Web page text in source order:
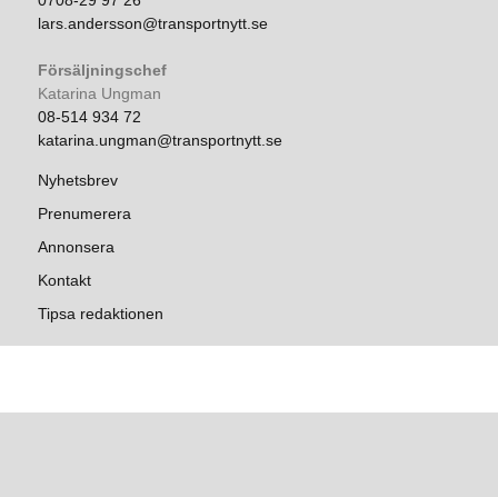
lars.andersson@transportnytt.se
Försäljningschef
Katarina Ungman
08-514 934 72
katarina.ungman@transportnytt.se
Nyhetsbrev
Prenumerera
Annonsera
Kontakt
Tipsa redaktionen